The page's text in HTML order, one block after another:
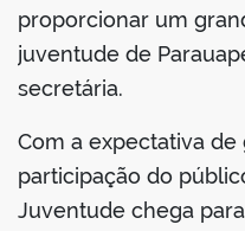
proporcionar um
juventude de
secretária.
Com a expectativa
participação do
Juventude chega